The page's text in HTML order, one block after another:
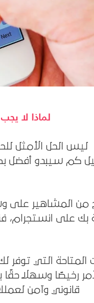
لماذا لا
ليس الحل الأمثل
من المشاهير على
بك على
رخيصًا وسهلاً
قانوني وآمن